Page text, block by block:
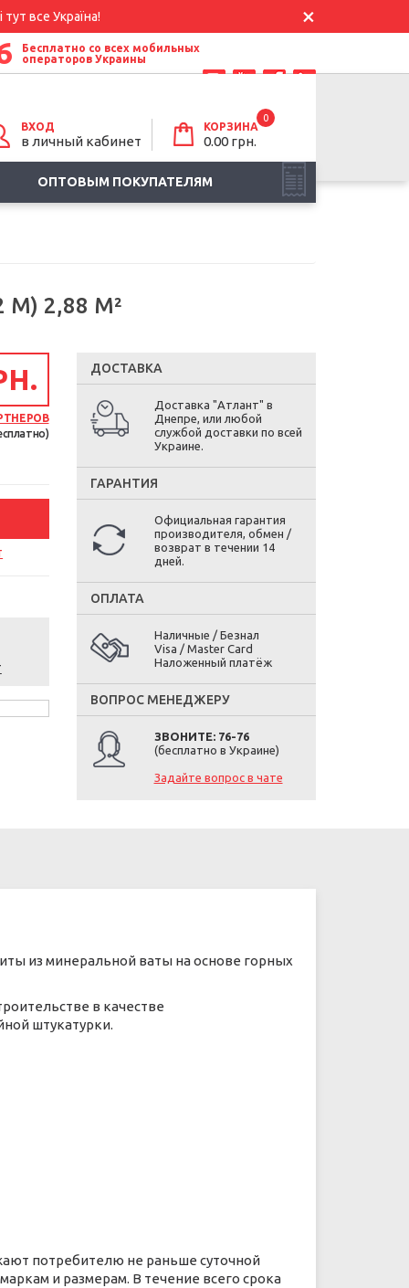
все Україна!
Бесплатно со всех мобильных
операторов Украины
ВХОД
в личный кабинет
КОРЗИНА
0
0.00 грн.
ОПТОВЫМ ПОКУПАТЕЛЯМ
М) 2,88 М²
ДОСТАВКА
Доставка "Атлант" в
Днепре, или любой
службой доставки по всей
Украине.
ГАРАНТИЯ
Официальная гарантия
производителя, обмен /
возврат в течении 14
дней.
ОПЛАТА
Наличные / Безнал
Visa / Master Card
Наложенный платёж
ВОПРОС МЕНЕДЖЕРУ
ЗВОНИТЕ: 76-76
(бесплатно в Украине)
Задайте вопрос в чате
из минеральной ваты на основе горных
в качестве
штукатурки.
потребителю не раньше суточной
и размерам. В течение всего срока